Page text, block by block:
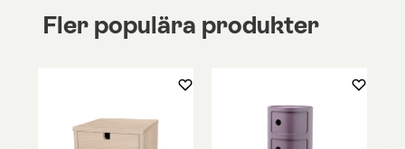
Fler populära produkter